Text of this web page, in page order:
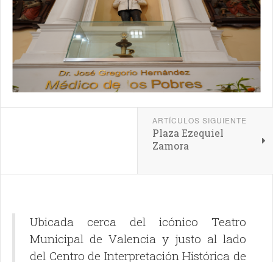
ARTÍCULOS SIGUIENTE
Plaza Ezequiel
Zamora
Ubicada cerca del icónico Teatro
Municipal de Valencia y justo al lado
del Centro de Interpretación Histórica de